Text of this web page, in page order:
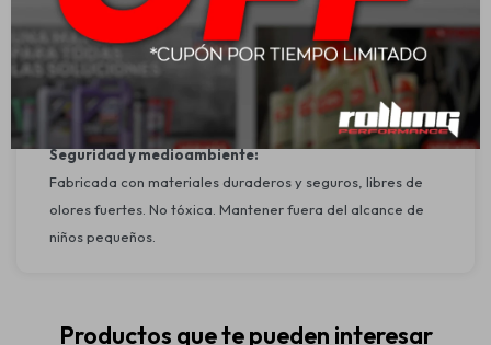
de 37 y 38 cm. Recomendamos verificar el tamaño antes
de la compra.
Especificaciones adicionales:
Medidas: Ø 37 cm (talle S) / Ø 38 cm (talle M)
Tipo de instalación: Manual, rápida y sencilla
Seguridad y medioambiente:
Fabricada con materiales duraderos y seguros, libres de
olores fuertes. No tóxica. Mantener fuera del alcance de
niños pequeños.
Productos que te pueden interesar